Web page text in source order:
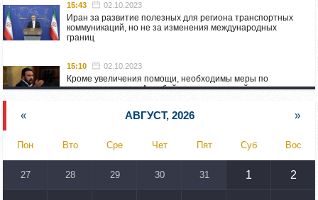
15:43 02.10.2023
Иран за развитие полезных для региона транспортных
коммуникаций, но не за изменения международных
границ
15:10 02.10.2023
Кроме увеличения помощи, необходимы меры по
пресечению угроз Азербайджана: испанский депутат
Азербайджан обстреляли автомобиль ВС Армении,
перевозивший продовольствие
14:46 02.10.2023
« АВГУСТ, 2026 »
Пон Вто Сре Чет Пят Суб Вос
27 28 29 30 31 1 2